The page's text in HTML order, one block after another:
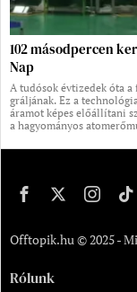
102 másodpercen
Nap
A tudósok évtizedek óta
gráljának. Ez a
áramot képes előállítani
a hagyományos
Offtopik.hu © 2025 -
Rólunk